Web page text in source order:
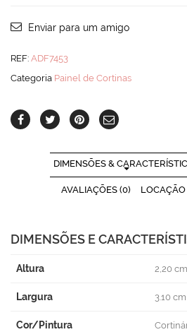
RosêEnviar para um amigo
REF: ADF7453
Categoria Painel de Cortinas
DIMENSÕES &
AVALIAÇÕES (0)
DIMENSÕES E
Altura 2,20 cm
Largura 3.10 cm
Cor/Pintura